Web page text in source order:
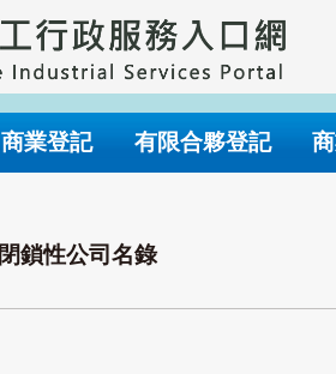
商業登記 有限合夥登記
閉鎖性公司名錄